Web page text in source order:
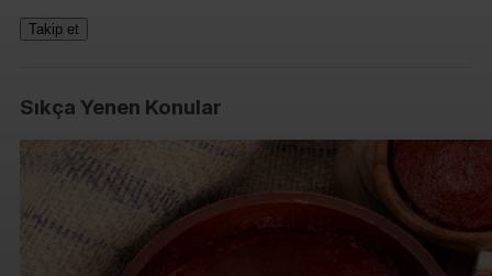
Takip et
Sıkça Yenen Konular